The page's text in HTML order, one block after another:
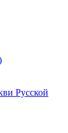
Русской